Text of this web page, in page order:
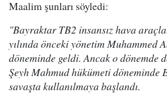
Maalim şunları söyledi:
"Bayraktar TB2 insansız hava
yılında önceki yönetim Muhammed
döneminde geldi. Ancak o dönemde
Şeyh Mahmud hükümeti döneminde
savaşta kullanılmaya başlandı.